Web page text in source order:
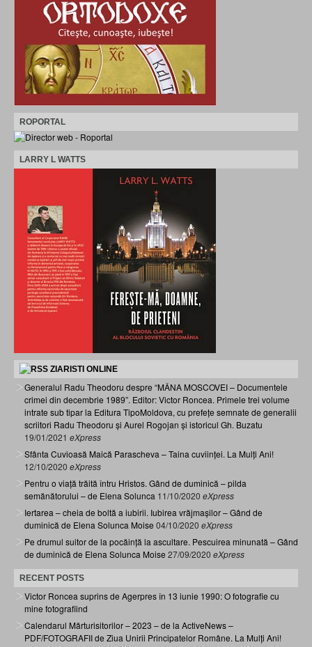
ROPORTAL
LARRY L WATTS
ZIARISTI ONLINE
Generalul Radu Theodoru despre “MÂNA MOSCOVEI – Documentele
crimei din decembrie 1989”. Editor: Victor Roncea. Primele trei volume
intrate sub tipar la Editura TipoMoldova, cu prefețe semnate de generalii
scriitori Radu Theodoru și Aurel Rogojan și istoricul Gh. Buzatu
19/01/2021 eXpress
Sfânta Cuvioasă Maică Parascheva – Taina cuviinței. La Mulți Ani!
12/10/2020 eXpress
Pentru o viață trăită întru Hristos. Gând de duminică – pilda
semănătorului – de Elena Solunca 11/10/2020 eXpress
Iertarea – cheia de boltă a iubirii. Iubirea vrăjmașilor – Gând de
duminică de Elena Solunca Moise 04/10/2020 eXpress
Pe drumul suitor de la pocăință la ascultare. Pescuirea minunată – Gând
de duminică de Elena Solunca Moise 27/09/2020 eXpress
RECENT POSTS
Victor Roncea suprins de Agerpres în 13 iunie 1990: O fotografie cu
mine fotografiind
Calendarul Mărturisitorilor – 2023 – de la ActiveNews –
PDF/FOTOGRAFII de Ziua Unirii Principatelor Române. La Mulți Ani!